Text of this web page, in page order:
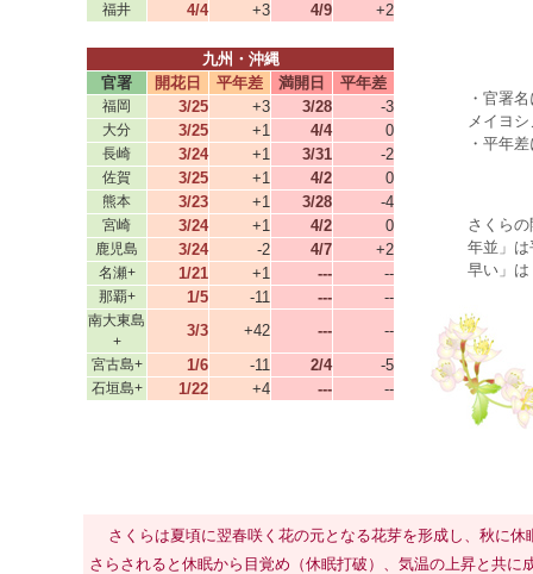
福井 4/4 +3 4/9 +2
九州・沖縄
官署
開花日 平年差 満開日 平年差
福岡 3/25 +3 3/28 -3
大分 3/25 +1 4/4 0
長崎 3/24 +1 3/31 -2
佐賀 3/25 +1 4/2 0
熊本 3/23 +1 3/28 -4
宮崎 3/24 +1 4/2 0
鹿児島 3/24 -2 4/7 +2
名瀬+ 1/21 +1 --- --
那覇+ 1/5 -11 --- --
南大東島
+
3/3 +42 --- --
宮古島+ 1/6 -11 2/4 -5
石垣島+ 1/22 +4 --- --
・官署
メイヨ
・平年
さくら
年並」
早い」
さくらは夏頃に翌春咲く花の元となる花芽を形成し、秋に
さらされると休眠から目覚め（休眠打破）、気温の上昇と共に